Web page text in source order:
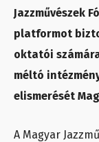
Jazzművészek
platformot
oktatói
méltó
elismerését
A Magyar